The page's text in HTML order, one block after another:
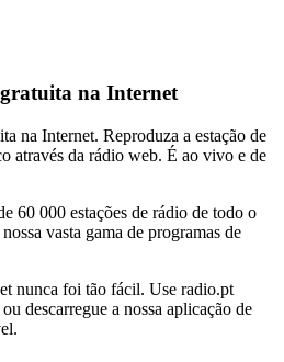
na Internet
na Internet. Reproduza a estação de
através da rádio web. É ao vivo e de
60 000 estações de rádio de todo o
vasta gama de programas de
nunca foi tão fácil. Use radio.pt
descarregue a nossa aplicação de